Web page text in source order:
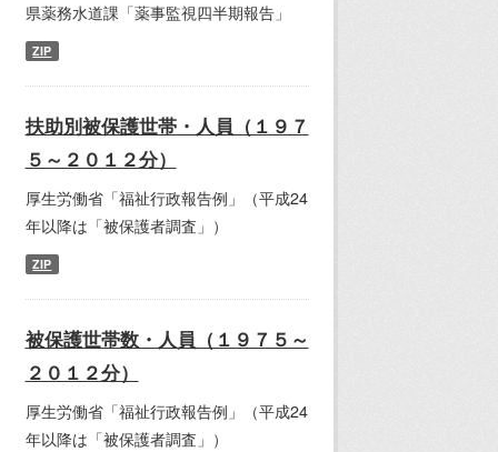
県薬務水道課「薬事監視四半期報告」
ZIP
扶助別被保護世帯・人員（１９７
５～２０１２分）
厚生労働省「福祉行政報告例」（平成24
年以降は「被保護者調査」）
ZIP
被保護世帯数・人員（１９７５～
２０１２分）
厚生労働省「福祉行政報告例」（平成24
年以降は「被保護者調査」）